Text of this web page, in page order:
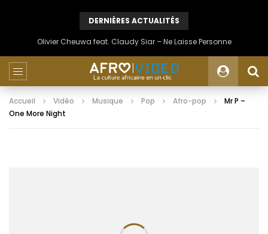
DERNIÈRES ACTUALITÉS
Olivier Cheuwa feat. Claudy Siar – Ne Laisse Personne
Accueil Vidéo Musique Pop Afro-pop
Mr P –
One More Night